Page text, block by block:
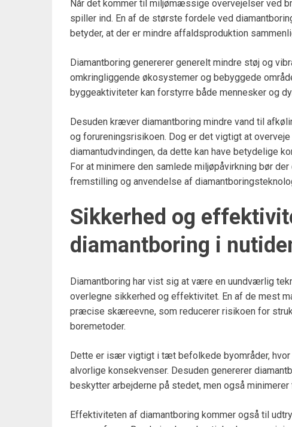
Når det kommer til miljømæssige overvejelser ved
spiller ind. En af de største fordele ved
betyder, at der er mindre affaldsproduktion
Diamantboring genererer generelt mindre støj og
omkringliggende økosystemer og bebyggede
byggeaktiviteter kan forstyrre både mennesker og
Desuden kræver diamantboring mindre vand til
og forureningsrisikoen. Dog er det vigtigt at
diamantudvindingen, da dette kan have betydelige
For at minimere den samlede miljøpåvirkning bør
fremstilling og anvendelse af
Sikkerhed og
diamantboring i
Diamantboring har vist sig at være en uundværlig
overlegne sikkerhed og effektivitet. En af de mest
præcise skæreevne, som reducerer risikoen for
boremetoder.
Dette er især vigtigt i tæt befolkede byområder,
alvorlige konsekvenser. Desuden genererer
beskytter arbejderne på stedet, men også
Effektiviteten af diamantboring kommer også til